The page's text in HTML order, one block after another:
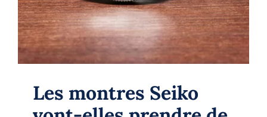
Les montres Seiko